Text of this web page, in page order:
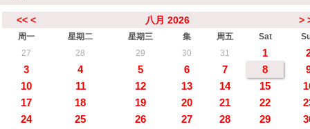
<< < 八月 2026 >
周一 星期二 星期三 集 周五 Sat
27
28 29 30 31 1
3
4 5 6 7 8
10
11 12 13 14 15
17
18 19 20 21 22
24
25 26 27 28 29